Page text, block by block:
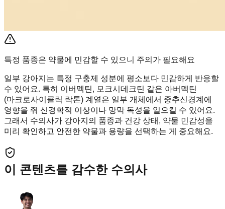
특정 품종은 약물에 민감할 수 있으니 주의가 필요해요
일부 강아지는 특정 구충제 성분에 평소보다 민감하게 반응할
수 있어요. 특히 이버멕틴, 모크시데크틴 같은 아버멕틴
(마크로사이클릭 락톤) 계열은 일부 개체에서 중추신경계에
영향을 줘 신경학적 이상이나 망막 독성을 일으킬 수 있어요.
그래서 수의사가 강아지의 품종과 건강 상태, 약물 민감성을
미리 확인하고 안전한 약물과 용량을 선택하는 게 중요해요.
이 콘텐츠를 감수한 수의사